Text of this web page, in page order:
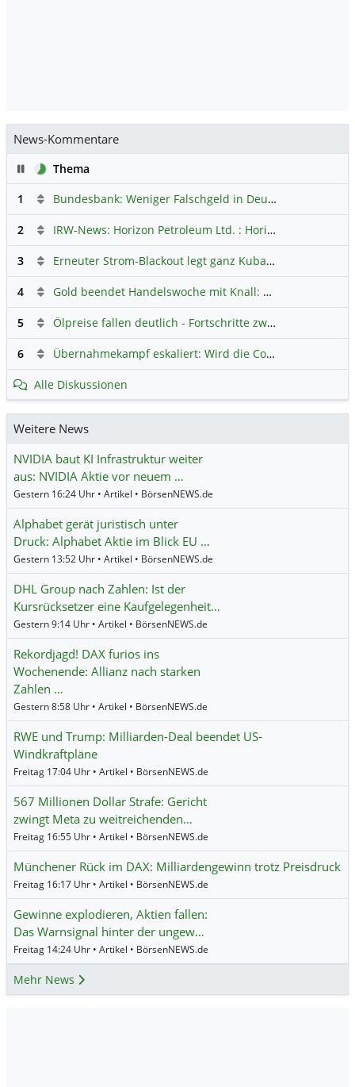
News-Kommentare
PauseThema
1
Bundesbank: Weniger Falschgeld in Deutschland
2 IRW-News: Horizon Petroleum Ltd. : Horizon Petroleum beginnt mit der Testförderung im Projekt Lachowice in Polen und schließt die Platzierung einer überzeichneten Wandelanleihe ab
3 Erneuter Strom-Blackout legt ganz Kuba lahm
4 Gold beendet Handelswoche mit Knall: Barrick Mining – Ist diese Aktie wieder ein Kauf?
5 Ölpreise fallen deutlich - Fortschritte zwischen USA und Iran belasten
6 Übernahmekampf eskaliert: Wird die Commerzbank italienisch?
Alle Diskussionen
Weitere News
NVIDIA baut KI Infrastruktur weiter
aus: NVIDIA Aktie vor neuem …
Gestern 16:24 Uhr • Artikel • BörsenNEWS.de
Alphabet gerät juristisch unter
Druck: Alphabet Aktie im Blick EU …
Gestern 13:52 Uhr • Artikel • BörsenNEWS.de
DHL Group nach Zahlen: Ist der
Kursrücksetzer eine Kaufgelegenheit…
Gestern 9:14 Uhr • Artikel • BörsenNEWS.de
Rekordjagd! DAX furios ins
Wochenende: Allianz nach starken
Zahlen …
Gestern 8:58 Uhr • Artikel • BörsenNEWS.de
RWE und Trump: Milliarden-Deal beendet US-
Windkraftpläne
Freitag 17:04 Uhr • Artikel • BörsenNEWS.de
567 Millionen Dollar Strafe: Gericht
zwingt Meta zu weitreichenden…
Freitag 16:55 Uhr • Artikel • BörsenNEWS.de
Münchener Rück im DAX: Milliardengewinn trotz Preisdruck
Freitag 16:17 Uhr • Artikel • BörsenNEWS.de
Gewinne explodieren, Aktien fallen:
Das Warnsignal hinter der ungew…
Freitag 14:24 Uhr • Artikel • BörsenNEWS.de
Mehr News